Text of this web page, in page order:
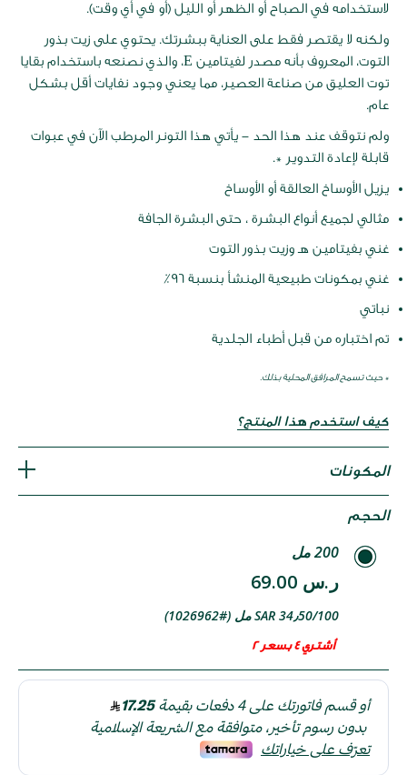
لاستخدامه في الصباح أو الظهر أو الليل (أو في أي وقت).
ولكنه لا يقتصر فقط على العناية ببشرتك. يحتوي على زيت بذور
التوت، المعروف بأنه مصدر لفيتامين E، والذي نصنعه باستخدام بقايا
توت العليق من صناعة العصير، مما يعني وجود نفايات أقل بشكل
عام.
ولم نتوقف عند هذا الحد - يأتي هذا التونر المرطب الآن في عبوات
قابلة لإعادة التدوير *.
يزيل الأوساخ العالقة أو الأوساخ
مثالي لجميع أنواع البشرة ، حتى البشرة الجافة
غني بفيتامين هـ وزيت بذور التوت
غني بمكونات طبيعية المنشأ بنسبة 96٪
نباتي
تم اختباره من قبل أطباء الجلدية
* حيث تسمح المرافق المحلية بذلك.
كيف استخدم هذا المنتج؟
المكونات
الحجم
200 مل
ر.س 69.00
SAR 34٫50/100 مل (#1026962)
أشتري 4 بسعر 2